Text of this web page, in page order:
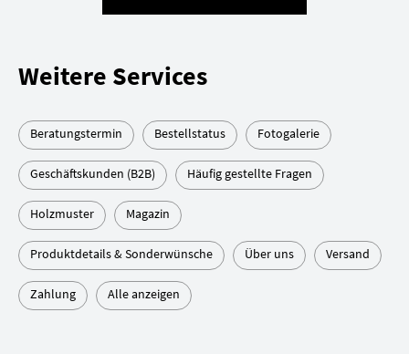
Weitere Services
Beratungstermin Bestellstatus Fotogalerie
Geschäftskunden (B2B) Häufig gestellte Fragen
Holzmuster Magazin
Produktdetails & Sonderwünsche Über uns Versand
Zahlung Alle anzeigen